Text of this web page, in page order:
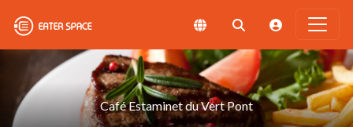
Café Estaminet du Vert Pont